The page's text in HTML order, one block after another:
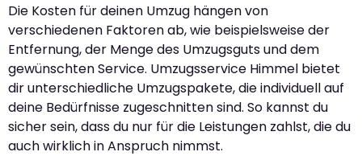
Die Kosten für deinen Umzug hängen von
verschiedenen Faktoren ab, wie beispielsweise der
Entfernung, der Menge des Umzugsguts und dem
gewünschten Service. Umzugsservice Himmel bietet
dir unterschiedliche Umzugspakete, die individuell auf
deine Bedürfnisse zugeschnitten sind. So kannst du
sicher sein, dass du nur für die Leistungen zahlst, die du
auch wirklich in Anspruch nimmst.